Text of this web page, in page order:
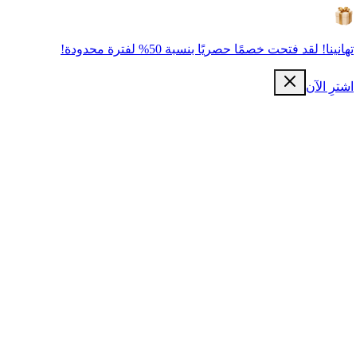
تهانينا! لقد فتحت خصمًا حصريًا بنسبة 50% لفترة محدودة!
اشترِ الآن